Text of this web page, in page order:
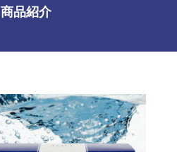
商品紹介